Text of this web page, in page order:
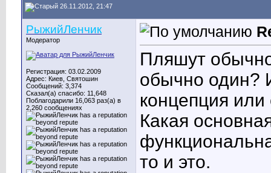
26.11.2012, 21:47
РыжийЛенчик
Модератор
Регистрация: 03.02.2009
Адрес: Киев, Святошин
Сообщений: 3,374
Сказал(а) спасибо: 11,648
Поблагодарили 16,063 раз(а) в
2,260 сообщениях
Пляшут
обычно один?
концепция
Какая
то и это.